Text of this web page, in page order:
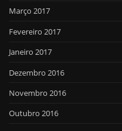
Março 2017
Fevereiro 2017
Janeiro 2017
Dezembro 2016
Novembro 2016
Outubro 2016